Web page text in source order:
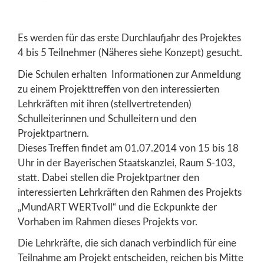
Es werden für das erste Durchlaufjahr des Projektes
4 bis 5 Teilnehmer (Näheres siehe Konzept) gesucht.
Die Schulen erhalten Informationen zur Anmeldung
zu einem Projekttreffen von den interessierten
Lehrkräften mit ihren (stellvertretenden)
Schulleiterinnen und Schulleitern und den
Projektpartnern.
Dieses Treffen findet am 01.07.2014 von 15 bis 18
Uhr in der Bayerischen Staatskanzlei, Raum S-103,
statt. Dabei stellen die Projektpartner den
interessierten Lehrkräften den Rahmen des Projekts
„MundART WERTvoll“ und die Eckpunkte der
Vorhaben im Rahmen dieses Projekts vor.
Die Lehrkräfte, die sich danach verbindlich für eine
Teilnahme am Projekt entscheiden, reichen bis Mitte